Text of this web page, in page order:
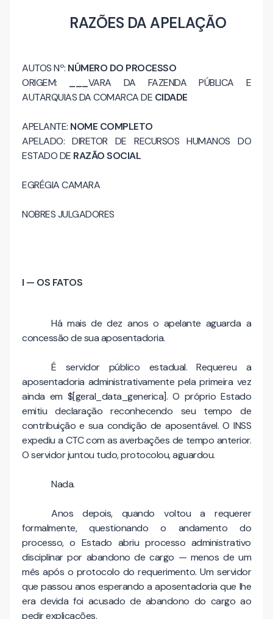
RAZÕES DA APELAÇÃO
AUTOS Nº: NÚMERO DO PROCESSO
ORIGEM:
VARA DA FAZENDA PÚBLICA E
AUTARQUIAS DA COMARCA DE CIDADE
APELANTE: NOME COMPLETO
APELADO: DIRETOR DE RECURSOS HUMANOS DO
ESTADO DE RAZÃO SOCIAL
EGRÉGIA CAMARA
NOBRES JULGADORES
I — OS FATOS
Há mais de dez anos o apelante aguarda a
concessão de sua aposentadoria.
É servidor público estadual. Requereu a
aposentadoria administrativamente pela primeira vez
ainda em $[geral_data_generica]. O próprio Estado
emitiu declaração reconhecendo seu tempo de
contribuição e sua condição de aposentável. O INSS
expediu a CTC com as averbações de tempo anterior.
O servidor juntou tudo, protocolou, aguardou.
Nada.
Anos depois, quando voltou a requerer
formalmente, questionando o andamento do
processo, o Estado abriu processo administrativo
disciplinar por abandono de cargo — menos de um
mês após o protocolo do requerimento. Um servidor
que passou anos esperando a aposentadoria que lhe
era devida foi acusado de abandono do cargo ao
pedir explicações.